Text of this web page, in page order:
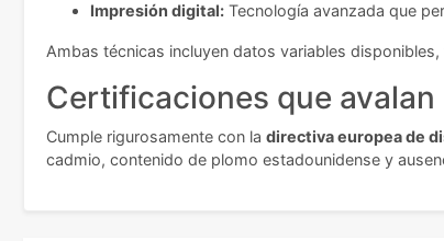
Impresión digital: Tecnología avanzada que
Ambas técnicas incluyen datos variables
Certificaciones que
Cumple rigurosamente con la directiva europea de
cadmio, contenido de plomo estadounidense y